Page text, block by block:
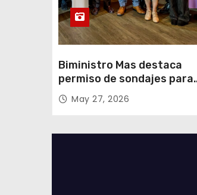
s
Biministro Mas destaca
permiso de sondajes para
Cerro Colorado
May 27, 2026